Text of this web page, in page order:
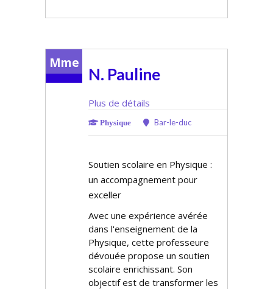
Mme
N. Pauline
Plus de détails
Physique Bar-le-duc
Soutien scolaire en Physique :
un accompagnement pour
exceller
Avec une expérience avérée
dans l'enseignement de la
Physique, cette professeure
dévouée propose un soutien
scolaire enrichissant. Son
objectif est de transformer les